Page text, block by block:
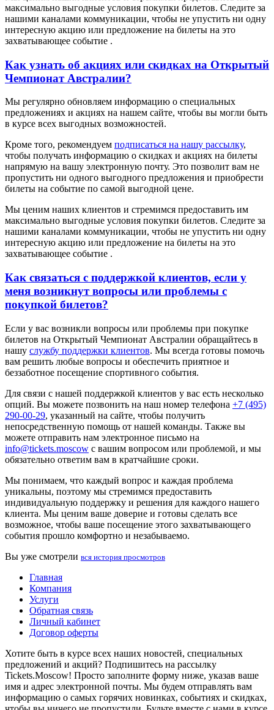
максимально выгодные условия покупки билетов. Следите за
нашими каналами коммуникации, чтобы не упустить ни одну
интересную акцию или предложение на билеты на это
захватывающее событие .
Как узнать об акциях или скидках на Открытый
Чемпионат Австралии?
Мы регулярно обновляем информацию о специальных
предложениях и акциях на нашем сайте, чтобы вы могли быть
в курсе всех выгодных возможностей.
Кроме того, рекомендуем подписаться на нашу рассылку,
чтобы получать информацию о скидках и акциях на билеты
напрямую на вашу электронную почту. Это позволит вам не
пропустить ни одного выгодного предложения и приобрести
билеты на событие по самой выгодной цене.
Мы ценим наших клиентов и стремимся предоставить им
максимально выгодные условия покупки билетов. Следите за
нашими каналами коммуникации, чтобы не упустить ни одну
интересную акцию или предложение на билеты на это
захватывающее событие .
Как связаться с поддержкой клиентов, если у
меня возникнут вопросы или проблемы с
покупкой билетов?
Если у вас возникли вопросы или проблемы при покупке
билетов на Открытый Чемпионат Австралии обращайтесь в
нашу службу поддержки клиентов. Мы всегда готовы помочь
вам решить любые вопросы и обеспечить приятное и
беззаботное посещение спортивного события.
Для связи с нашей поддержкой клиентов у вас есть несколько
опций. Вы можете позвонить на наш номер телефона +7 (495)
290-00-29, указанный на сайте, чтобы получить
непосредственную помощь от нашей команды. Также вы
можете отправить нам электронное письмо на
info@tickets.moscow с вашим вопросом или проблемой, и мы
обязательно ответим вам в кратчайшие сроки.
Мы понимаем, что каждый вопрос и каждая проблема
уникальны, поэтому мы стремимся предоставить
индивидуальную поддержку и решения для каждого нашего
клиента. Мы ценим ваше доверие и готовы сделать все
возможное, чтобы ваше посещение этого захватывающего
события прошло комфортно и незабываемо.
Вы уже смотрели вся история просмотров
Главная
Компания
Услуги
Обратная связь
Личный кабинет
Договор оферты
Хотите быть в курсе всех наших новостей, специальных
предложений и акций? Подпишитесь на рассылку
Tickets.Moscow! Просто заполните форму ниже, указав ваше
имя и адрес электронной почты. Мы будем отправлять вам
информацию о самых горячих новинках, событиях и скидках,